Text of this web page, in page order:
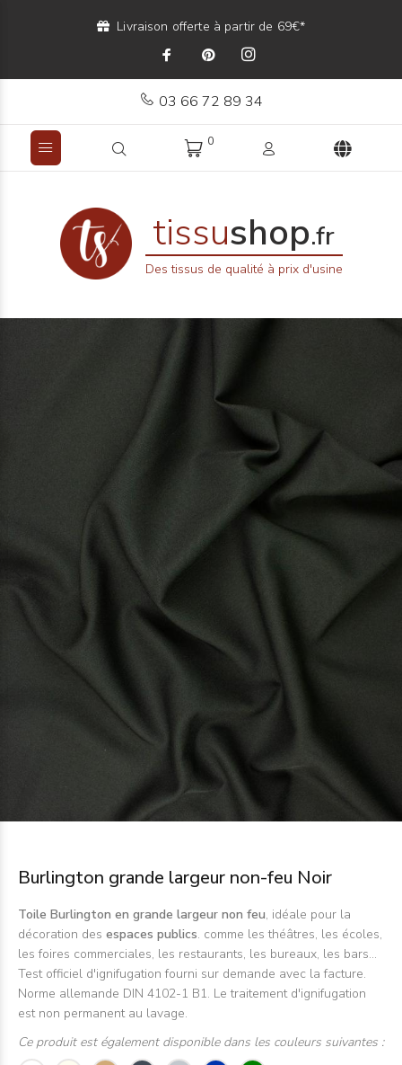
Livraison offerte à partir de 69€*
03 66 72 89 34
0
tissushop.fr
Des tissus de qualité à prix d'usine
Burlington grande largeur non-feu Noir
Toile Burlington en grande largeur non feu, idéale pour la
décoration des espaces publics. comme les théâtres, les écoles,
les foires commerciales, les restaurants, les bureaux, les bars...
Test officiel d'ignifugation fourni sur demande avec la facture.
Norme allemande DIN 4102-1 B1. Le traitement d'ignifugation
est non permanent au lavage.
Ce produit est également disponible dans les couleurs suivantes :